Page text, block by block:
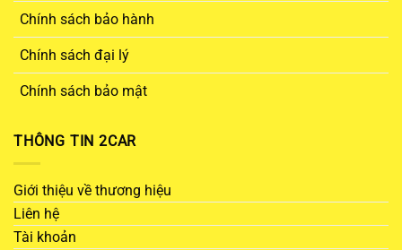
Chính sách bảo hành
Chính sách đại lý
Chính sách bảo mật
THÔNG TIN 2CAR
Giới thiệu về thương hiệu
Liên hệ
Tài khoản